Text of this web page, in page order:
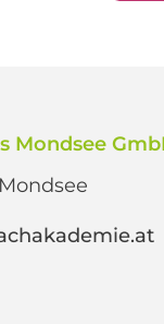
Mondsee